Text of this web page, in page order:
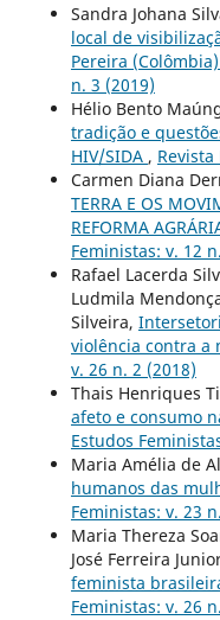
Sandra Johana
local de
Pereira (Colômbia)
n. 3 (2019)
Hélio Bento
tradição e
HIV/SIDA ,
Carmen Diana
TERRA E OS
REFORMA
Feministas: v. 12
Rafael Lacerda
Ludmila
Silveira,
violência contra a
v. 26 n. 2 (2018)
Thais Henriques
afeto e consumo
Estudos
Maria Amélia de
humanos das
Feministas: v. 23
Maria Thereza
José Ferreira
feminista
Feministas: v. 26